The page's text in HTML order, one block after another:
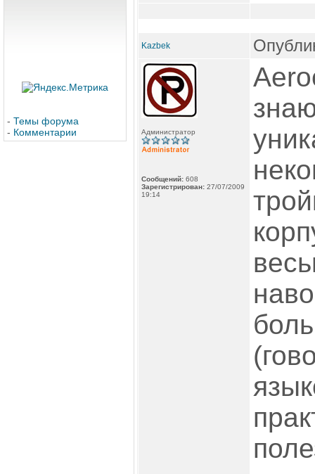
- Темы форума
- Комментарии
Kazbek
Администратор
Сообщений: 608
Зарегистрирован: 27/07/2009
19:14